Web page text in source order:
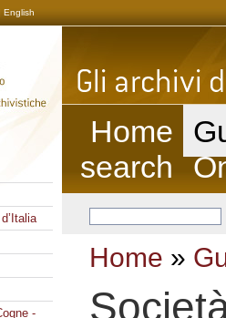
English
-
Home
search
Home »